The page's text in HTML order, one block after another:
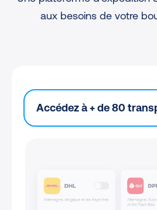
aux besoins de votre
Accédez à + de 80